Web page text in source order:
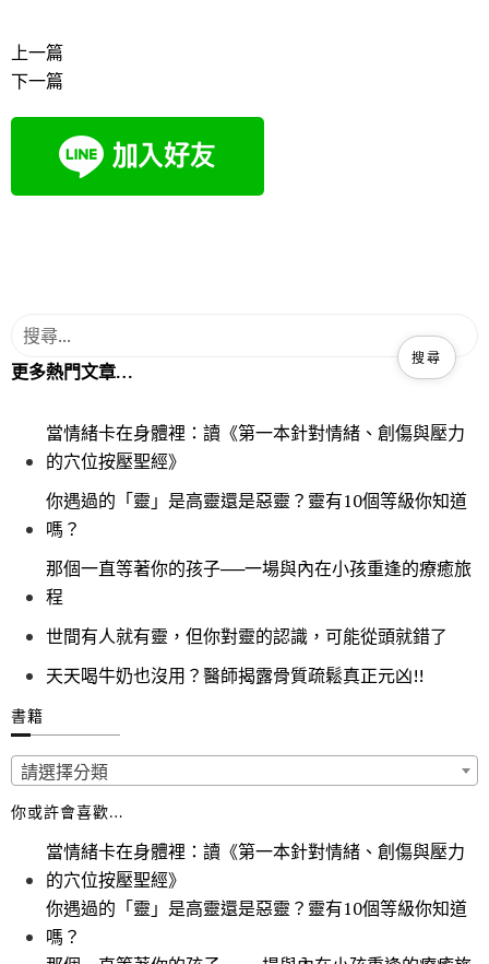
e
o
k
r
上一篇
下一篇
更多熱門文章…
當情緒卡在身體裡：讀《第一本針對情緒、創傷與壓力
的穴位按壓聖經》
你遇過的「靈」是高靈還是惡靈？靈有10個等級你知道
嗎？
那個一直等著你的孩子──一場與內在小孩重逢的療癒旅
程
世間有人就有靈，但你對靈的認識，可能從頭就錯了
天天喝牛奶也沒用？醫師揭露骨質疏鬆真正元凶!!
書籍
請選擇分類
你或許會喜歡…
當情緒卡在身體裡：讀《第一本針對情緒、創傷與壓力
的穴位按壓聖經》
你遇過的「靈」是高靈還是惡靈？靈有10個等級你知道
嗎？